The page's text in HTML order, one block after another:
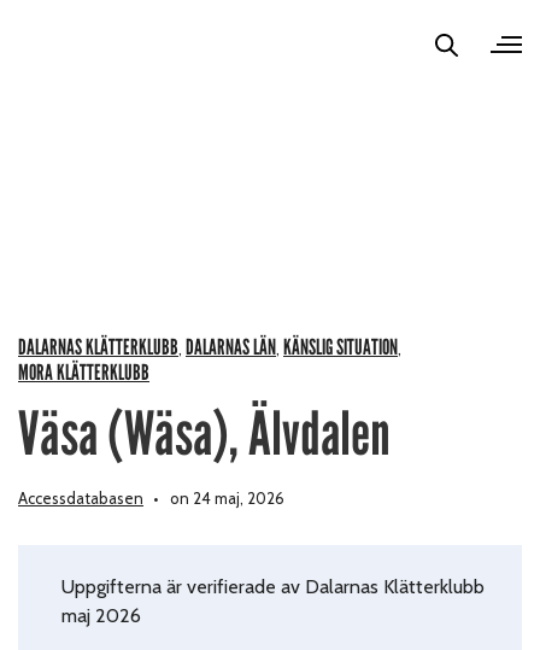
DALARNAS KLÄTTERKLUBB, DALARNAS LÄN, KÄNSLIG SITUATION,
MORA KLÄTTERKLUBB
Väsa (Wäsa), Älvdalen
Accessdatabasen on 24 maj, 2026
Uppgifterna är verifierade av Dalarnas Klätterklubb
maj 2026